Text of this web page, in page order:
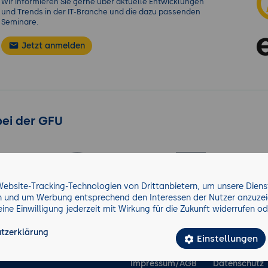
und Trends in der IT-Branche und die dazu passenden
Seminare.
Jetzt anmelden
der GFU
Impressum/AGB Datenschutz
Tracking-Technologien von Drittanbietern, um unsere
und um Werbung entsprechend den Interessen der Nutzer
Einwilligung jederzeit mit Wirkung für die Zukunft widerrufen
Einstellungen